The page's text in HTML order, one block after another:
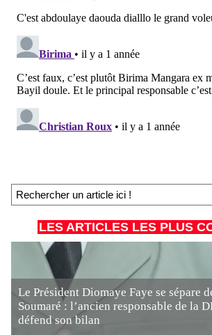
LES ARTICLES LES PLUS
Le Président Diomaye Faye se sépare
Soumaré : l’ancien responsable de la
défend son bilan